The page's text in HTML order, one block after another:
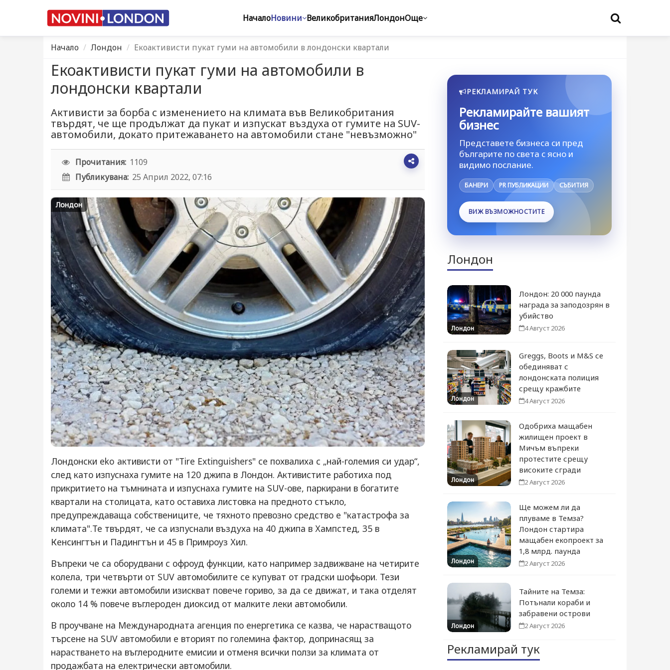
НачалоНовини ВеликобританияЛондонОще
Начало Лондон Екоактивисти пукат гуми на автомобили в лондонски квартали
Екоактивисти пукат гуми на автомобили в
лондонски квартали
Активисти за борба с изменението на климата във Великобритания
твърдят, че ще продължат да пукат и изпускат въздуха от гумите на SUV-
автомобили, докато притежаването на автомобили стане "невъзможно"
Прочитания: 1109
Публикувана: 25 Април 2022, 07:16
Лондон
Лондонски eko активисти от "Тire Extinguishers" се похвалиха с „най-голeмия си удар“,
след като изпуснаха гумите на 120 джипа в Лондон. Активистите работиха под
прикритието на тъмнината и изпуснаха гумите на SUV-ове, паркирани в богатите
квартали на столицата, като оставиха листовка на предното стъкло,
предупреждаваща собствениците, че тяхното превозно средство е "катастрофа за
климата".Те твърдят, че са изпуснали въздуха на 40 джипа в Хампстед, 35 в
Кенсингтън и Падингтън и 45 в Примроуз Хил.
Въпреки че са оборудвани с офроуд функции, като например задвижване на четирите
колела, три четвърти от SUV автомобилите се купуват от градски шофьори. Тези
големи и тежки автомобили изискват повече гориво, за да се движат, и така отделят
около 14 % повече въглероден диоксид от малките леки автомобили.
В проучване на Международната агенция по енергетика се казва, че нарастващото
търсене на SUV автомобили е вторият по големина фактор, допринасящ за
нарастването на въглеродните емисии и отменя всички ползи за климата от
продажбата на електрически автомобили.
РЕКЛАМИРАЙ ТУК
Рекламирайте вашият
бизнес
Представете бизнеса си пред
българите по света с ясно и
видимо послание.
БАНЕРИ PR ПУБЛИКАЦИИ СЪБИТИЯ
ВИЖ ВЪЗМОЖНОСТИТЕ
Лондон
Лондон
Лондон: 20 000 паунда
награда за заподозрян в
убийство
4 Август 2026
Лондон
Greggs, Boots и M&S се
обединяват с
лондонската полиция
срещу кражбите
4 Август 2026
Лондон
Одобриха мащабен
жилищен проект в
Мичъм въпреки
протестите срещу
високите сгради
2 Август 2026
Лондон
Ще можем ли да
плуваме в Темза?
Лондон стартира
мащабен екопроект за
1,8 млрд. паунда
2 Август 2026
Лондон
Тайните на Темза:
Потънали кораби и
забравени острови
2 Август 2026
Рекламирай тук